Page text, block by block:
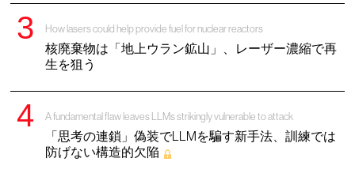
How lasers could help provide fuel for nuclear reactors
核廃棄物は「地上ウラン鉱山」、レーザー濃縮で再
生を狙う
A fundamental flaw leaves LLMs strikingly vulnerable to attack
「思考の連鎖」偽装でLLMを騙す新手法、訓練では
防げない構造的欠陥